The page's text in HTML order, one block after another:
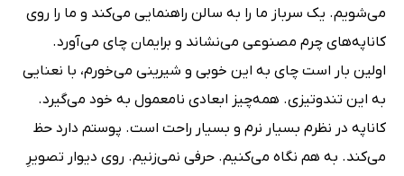
می‌شویم. یک سرباز ما را به سالن راهنمایی می‌کند و ما را روی
کاناپه‌های چرم مصنوعی می‌نشاند و برایمان چای می‌آورد.
اولین بار است چای به این خوبی و شیرینی می‌خورم، با نعنایی
به این تندوتیزی. همه‌چیز ابعادی نامعمول به خود می‌گیرد.
کاناپه در نظرم بسیار نرم و بسیار راحت است. پوستم دارد حظ
می‌کند. به هم نگاه می‌کنیم. حرفی نمی‌زنیم. روی دیوار تصویرِ